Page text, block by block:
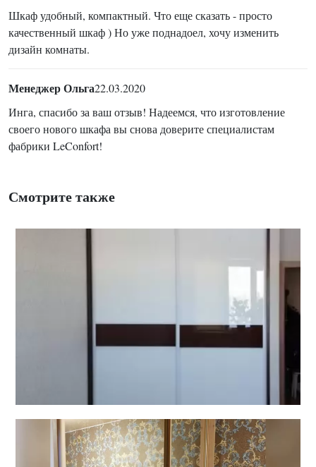
Шкаф удобный, компактный. Что еще сказать - просто
качественный шкаф ) Но уже поднадоел, хочу изменить
дизайн комнаты.
Менеджер Ольга22.03.2020
Инга, спасибо за ваш отзыв! Надеемся, что изготовление
своего нового шкафа вы снова доверите специалистам
фабрики LeConfort!
Смотрите также